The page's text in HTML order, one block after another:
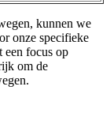
kunnen we
onze specifieke
een focus op
om de